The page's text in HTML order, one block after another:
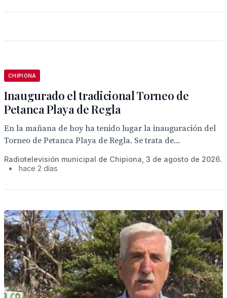
CHIPIONA
Inaugurado el tradicional Torneo de
Petanca Playa de Regla
En la mañana de hoy ha tenido lugar la inauguración del
Torneo de Petanca Playa de Regla. Se trata de...
Radiotelevisión municipal de Chipiona, 3 de agosto de 2026.
•
hace 2 días